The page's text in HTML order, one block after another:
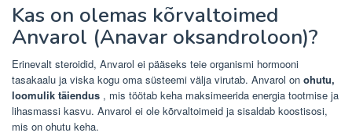
Kas on olemas kõrvaltoimed
Anvarol (Anavar oksandroloon)?
Erinevalt steroidid, Anvarol ei pääseks teie organismi hormooni
tasakaalu ja viska kogu oma süsteemi välja virutab. Anvarol on ohutu,
loomulik täiendus , mis töötab keha maksimeerida energia tootmise ja
lihasmassi kasvu. Anvarol ei ole kõrvaltoimeid ja sisaldab koostisosi,
mis on ohutu keha.